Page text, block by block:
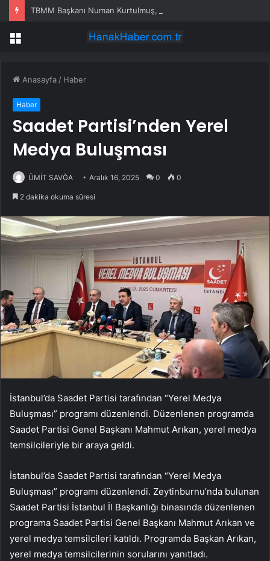
Menü
Anasayfa / Haber
Haber
Saadet Partisi’nden Yerel
Medya Buluşması
ÜMİT SAVĞA Aralık 16, 2025 0 0
2 dakika okuma süresi
İstanbul’da Saadet Partisi tarafından “Yerel Medya
Buluşması” programı düzenlendi. Düzenlenen programda
Saadet Partisi Genel Başkanı Mahmut Arıkan, yerel medya
temsilcileriyle bir araya geldi.
İstanbul’da Saadet Partisi tarafından “Yerel Medya
Buluşması” programı düzenlendi. Zeytinburnu’nda bulunan
Saadet Partisi İstanbul İl Başkanlığı binasında düzenlenen
programa Saadet Partisi Genel Başkanı Mahmut Arıkan ve
yerel medya temsilcileri katıldı. Programda Başkan Arıkan,
yerel medya temsilcilerinin sorularını yanıtladı.